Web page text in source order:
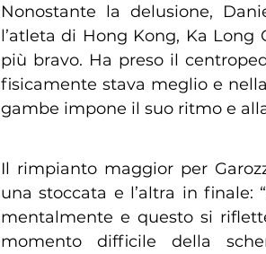
Nonostante la delusione,
l’atleta di Hong Kong, Ka
più bravo. Ha preso il
fisicamente stava meglio e
gambe impone il suo ritmo e
Il rimpianto maggior per
una stoccata e l’altra in
mentalmente e questo si
momento difficile della